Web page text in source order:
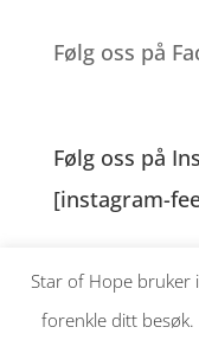
Følg oss på
Følg oss på
[instagram-
Star of Hope
forenkle ditt besøk.